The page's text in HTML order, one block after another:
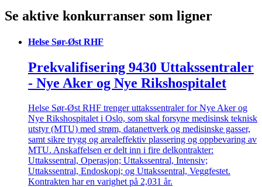
Se aktive konkurranser som ligner
Helse Sør-Øst RHF
Prekvalifisering 9430 Uttakssentraler
- Nye Aker og Nye Rikshospitalet
Helse Sør-Øst RHF trenger uttakssentraler for Nye Aker og
Nye Rikshospitalet i Oslo, som skal forsyne medisinsk teknisk
utstyr (MTU) med strøm, datanettverk og medisinske gasser,
samt sikre trygg og arealeffektiv plassering og oppbevaring av
MTU. Anskaffelsen er delt inn i fire delkontrakter:
Uttakssentral, Operasjon; Uttakssentral, Intensiv;
Uttakssentral, Endoskopi; og Uttakssentral, Veggfestet.
Kontrakten har en varighet på 2,031 år.